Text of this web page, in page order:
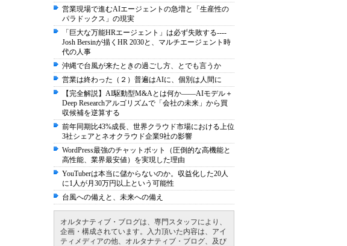
営業現場で進むAIエージェントの急増と「生産性の
パラドックス」の現実
「巨大な万能HRエージェント」は必ず失敗する----
Josh Bersinが描くHR 2030と、マルチエージェント時
代の人事
沖縄で台風が来たときの過ごし方、とでも言うか
営業は終わった（２）普遍はAIに、個別は人間に
【完全解説】AI駆動型M&Aとは何か――AIモデル＋
Deep Researchアルゴリズムで「会社の未来」から買
収候補を逆算する
前年同期比43%成長、世界クラウド市場における上位
3社シェアとネオクラウド企業9社の影響
WordPress最強のチャットボット（圧倒的な高機能と
高性能、業界最安値）を実現した理由
YouTuberは本当に儲からないのか。収益化した20人
に1人が月30万円以上という可能性
台風への備えと、未来への備え
オルタナティブ・ブログは、専門スタッフにより、
企画・構成されています。入力頂いた内容は、アイ
ティメディアの他、オルタナティブ・ブログ、及び